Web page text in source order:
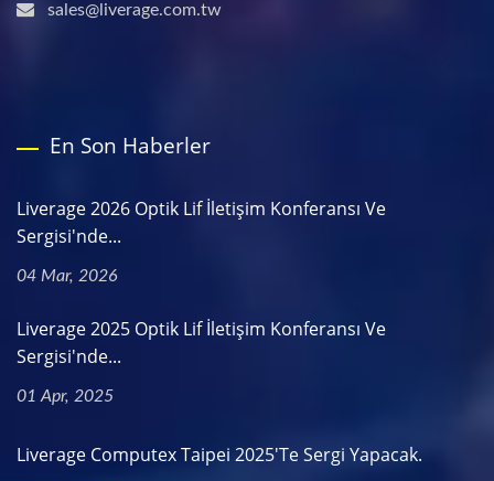
sales@liverage.com.tw
En Son Haberler
Liverage 2026 Optik Lif İletişim Konferansı Ve
Sergisi'nde...
04 Mar, 2026
Liverage 2025 Optik Lif İletişim Konferansı Ve
Sergisi'nde...
01 Apr, 2025
Liverage Computex Taipei 2025'te Sergi Yapacak.